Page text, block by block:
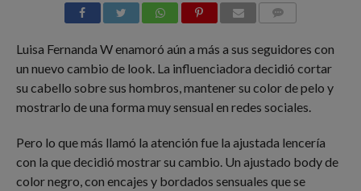
Luisa Fernanda W enamoró aún a más a sus seguidores con
un nuevo cambio de look. La influenciadora decidió cortar
su cabello sobre sus hombros, mantener su color de pelo y
mostrarlo de una forma muy sensual en redes sociales.
Pero lo que más llamó la atención fue la ajustada lencería
con la que decidió mostrar su cambio. Un ajustado body de
color negro, con encajes y bordados sensuales que se